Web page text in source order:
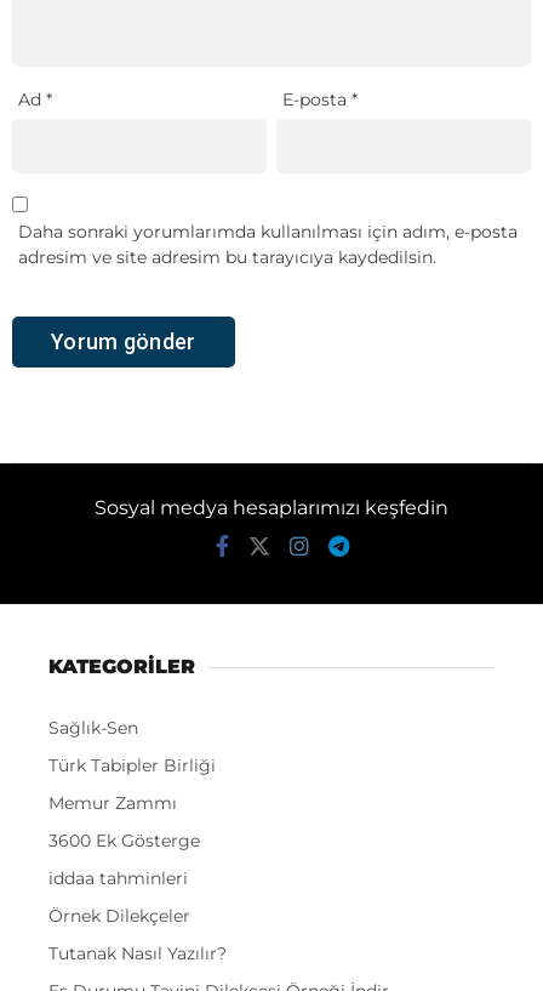
Ad * E-posta*
Daha sonraki yorumlarımda kullanılması için adım, e-posta
adresim ve site adresim bu tarayıcıya kaydedilsin.
Sosyal medya hesaplarımızı keşfedin
KATEGORİLER
Sağlık-Sen
Türk Tabipler Birliği
Memur Zammı
3600 Ek Gösterge
iddaa tahminleri
Örnek Dilekçeler
Tutanak Nasıl Yazılır?